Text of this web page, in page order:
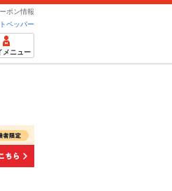
ポン情報
ペッパー
メニュー